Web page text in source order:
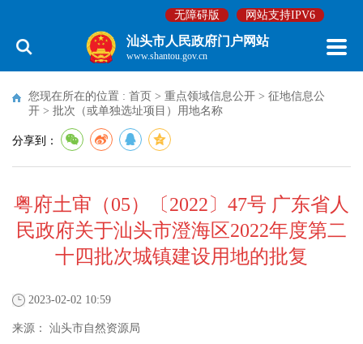
无障碍版 网站支持IPV6
汕头市人民政府门户网站
www.shantou.gov.cn
您现在所在的位置 : 首页 > 重点领域信息公开 > 征地信息公
开 > 批次（或单独选址项目）用地名称
分享到：
粤府土审（05）〔2022〕47号 广东省人
民政府关于汕头市澄海区2022年度第二
十四批次城镇建设用地的批复
2023-02-02 10:59
来源： 汕头市自然资源局